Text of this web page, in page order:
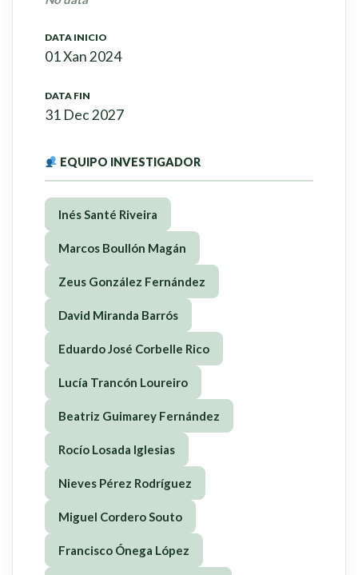
DATA INICIO
01 Xan 2024
DATA FIN
31 Dec 2027
EQUIPO INVESTIGADOR
Inés Santé Riveira
Marcos Boullón Magán
Zeus González Fernández
David Miranda Barrós
Eduardo José Corbelle Rico
Lucía Trancón Loureiro
Beatriz Guimarey Fernández
Rocío Losada Iglesias
Nieves Pérez Rodríguez
Miguel Cordero Souto
Francisco Ónega López